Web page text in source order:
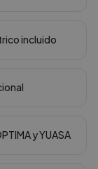
incluido
y YUASA